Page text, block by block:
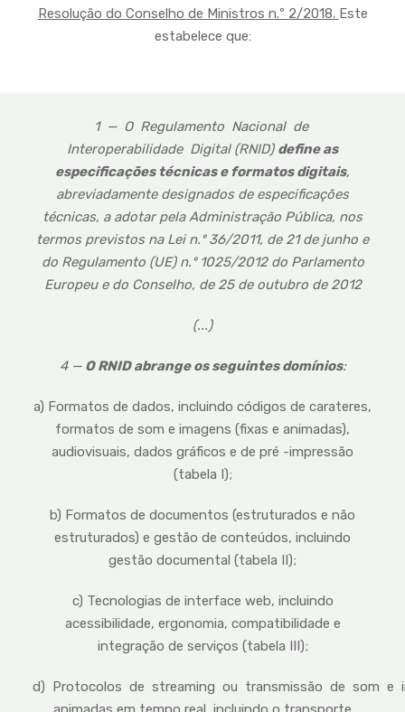
Resolução do Conselho de Ministros n.º 2/2018. Este
estabelece que:
1 — O Regulamento Nacional de
Interoperabilidade Digital (RNID) define as
especificações técnicas e formatos digitais,
abreviadamente designados de especificações
técnicas, a adotar pela Administração Pública, nos
termos previstos na Lei n.º 36/2011, de 21 de junho e
do Regulamento (UE) n.º 1025/2012 do Parlamento
Europeu e do Conselho, de 25 de outubro de 2012
(...)
4 — O RNID abrange os seguintes domínios:
a) Formatos de dados, incluindo códigos de carateres,
formatos de som e imagens (fixas e animadas),
audiovisuais, dados gráficos e de pré -impressão
(tabela I);
b) Formatos de documentos (estruturados e não
estruturados) e gestão de conteúdos, incluindo
gestão documental (tabela II);
c) Tecnologias de interface web, incluindo
acessibilidade, ergonomia, compatibilidade e
integração de serviços (tabela III);
d) Protocolos de streaming ou transmissão de som e